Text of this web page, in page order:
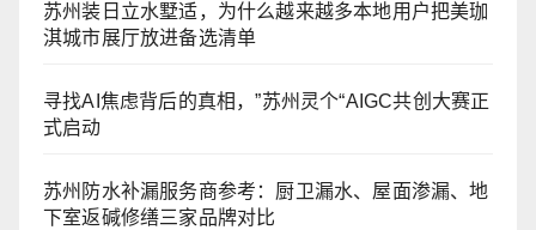
苏州装日立水墅适，为什么越来越多本地用户把美珈
淇城市展厅放进备选清单
寻找AI焦虑背后的真相，”苏州灵个“AIGC共创大赛正
式启动
苏州防水补漏服务商参考：厨卫漏水、屋面渗漏、地
下室返碱修缮三家品牌对比